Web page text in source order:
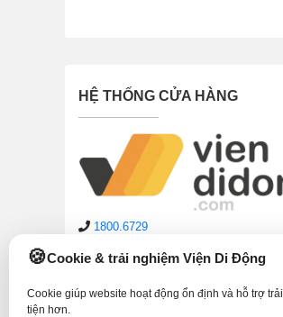
Cookie & trải nghiệm Viện Di Động
Cookie giúp website hoạt động ổn định và hỗ trợ
tiện hơn.
HỆ THỐNG CỬA HÀNG
1800.6729
08:00 – 21:00hàng ngày
(cả Chủ nhật & ngày lễ)